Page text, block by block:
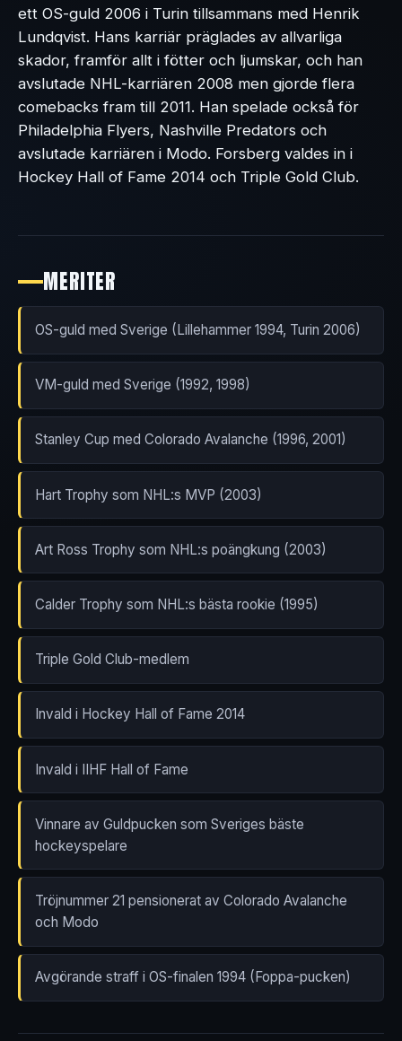
ett OS-guld 2006 i Turin tillsammans med Henrik
Lundqvist. Hans karriär präglades av allvarliga
skador, framför allt i fötter och ljumskar, och han
avslutade NHL-karriären 2008 men gjorde flera
comebacks fram till 2011. Han spelade också för
Philadelphia Flyers, Nashville Predators och
avslutade karriären i Modo. Forsberg valdes in i
Hockey Hall of Fame 2014 och Triple Gold Club.
MERITER
OS-guld med Sverige (Lillehammer 1994, Turin 2006)
VM-guld med Sverige (1992, 1998)
Stanley Cup med Colorado Avalanche (1996, 2001)
Hart Trophy som NHL:s MVP (2003)
Art Ross Trophy som NHL:s poängkung (2003)
Calder Trophy som NHL:s bästa rookie (1995)
Triple Gold Club-medlem
Invald i Hockey Hall of Fame 2014
Invald i IIHF Hall of Fame
Vinnare av Guldpucken som Sveriges bäste
hockeyspelare
Tröjnummer 21 pensionerat av Colorado Avalanche
och Modo
Avgörande straff i OS-finalen 1994 (Foppa-pucken)